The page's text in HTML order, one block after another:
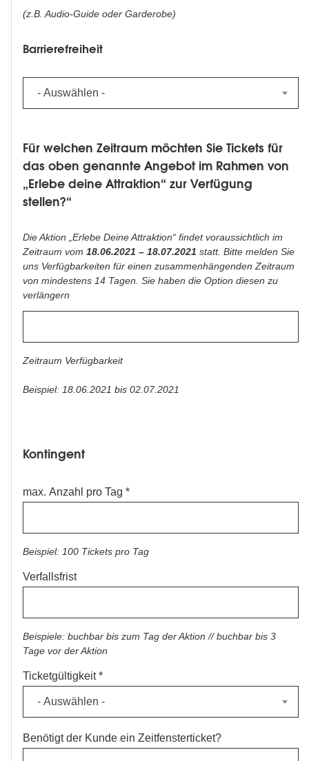
(z.B. Audio-Guide oder Garderobe)
Barrierefreiheit
Barrierefreiheit
- Auswählen -
Für welchen Zeitraum möchten Sie Tickets für
das oben genannte Angebot im Rahmen von
„Erlebe deine Attraktion“ zur Verfügung
stellen?“
Die Aktion „Erlebe Deine Attraktion“ findet voraussichtlich im
Zeitraum vom 18.06.2021 – 18.07.2021 statt. Bitte melden Sie
uns Verfügbarkeiten für einen zusammenhängenden Zeitraum
von mindestens 14 Tagen. Sie haben die Option diesen zu
verlängern
Zeitraum Verfügbarkeit
Beispiel: 18.06.2021 bis 02.07.2021
Kontingent
max. Anzahl pro Tag
Beispiel: 100 Tickets pro Tag
Verfallsfrist
Beispiele: buchbar bis zum Tag der Aktion // buchbar bis 3
Tage vor der Aktion
Ticketgültigkeit
- Auswählen -
Benötigt der Kunde ein Zeitfensterticket?